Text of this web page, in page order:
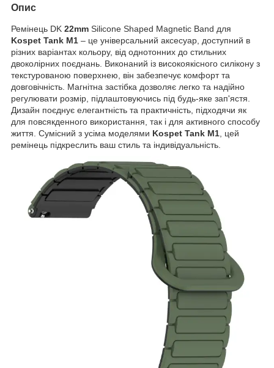
Опис
Ремінець DK 22mm Silicone Shaped Magnetic Band для
Kospet Tank M1 – це універсальний аксесуар, доступний в
різних варіантах кольору, від однотонних до стильних
двоколірних поєднань. Виконаний із високоякісного силікону з
текстурованою поверхнею, він забезпечує комфорт та
довговічність. Магнітна застібка дозволяє легко та надійно
регулювати розмір, підлаштовуючись під будь-яке зап'ястя.
Дизайн поєднує елегантність та практичність, підходячи як
для повсякденного використання, так і для активного способу
життя. Сумісний з усіма моделями Kospet Tank M1 , цей
ремінець підкреслить ваш стиль та індивідуальність.